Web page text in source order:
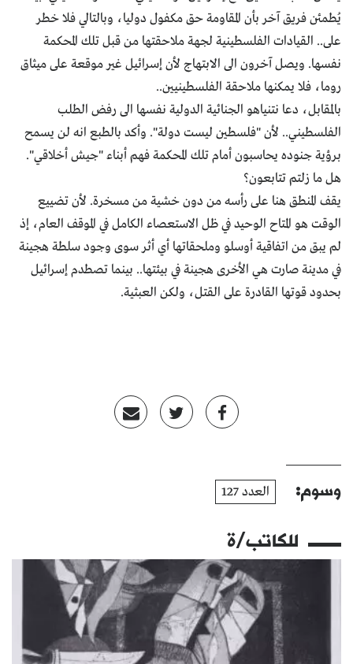
يُطمئن فريق آخر بأن المقاومة حق مكفول دوليا، وبالتالي فلا خطر
على.. القيادات الفلسطينية لجهة ملاحقتها من قبل تلك المحكمة
نفسها. ويصل آخرون الى الابتهاج لأن إسرائيل غير موقعة على ميثاق
روما، فلا يمكنها ملاحقة الفلسطينيين..
بالمقابل، دعا نتنياهو الجنائية الدولية نفسها الى رفض الطلب
الفلسطيني.. لأن "فلسطين ليست دولة". وأكد بالطبع انه لن يسمح
برؤية جنوده يحاسبون أمام تلك المحكمة فهم أبناء "جيش أخلاقي".
هل ما زلتم تتابعون؟
يقف المنطق هنا على رأسه من دون خشية من مسخرة. لأن تضييع
الوقت هو المتاح الوحيد في ظل الاستعصاء الكامل في الموقف العام، إذ
لم يبق من اتفاقية أوسلو وملحقاتها أي أثر سوى وجود سلطة هجينة
في مدينة صارت هي الأخرى هجينة في بيئتها.. بينما تصطدم إسرائيل
بحدود قوتها القادرة على القتل، ولكن العبثية.
وسوم: العدد 127
للكاتب/ة